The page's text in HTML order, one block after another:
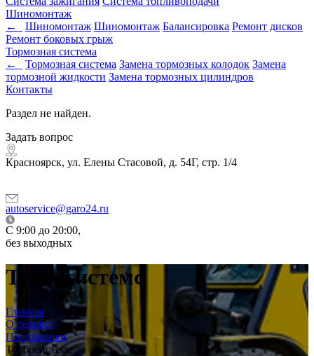
Шиномонтаж
←
Шиномонтаж Шиномонтаж Балансировка Ремонт дисков
Ремонт боковых грыж
Тормозная система
←
Тормозная система Замена тормозных колодок Замена
тормозной жидкости Замена тормозных цилиндров
Контакты
Раздел не найден.
Задать вопрос
Красноярск, ул. Елены Стасовой, д. 54Г, стр. 1/4
autoservice@garo24.ru
C 9:00 до 20:00,
без выходных
Турбосистемс
Главная
О сервисе
Поставщики
Турбосистемс